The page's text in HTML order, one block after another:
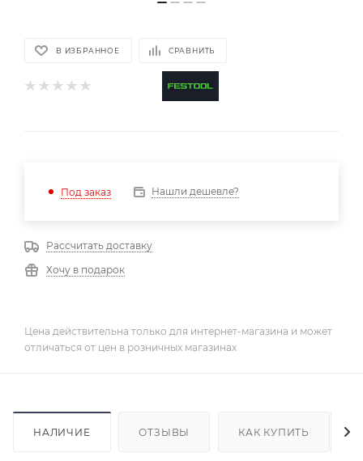
В ИЗБРАННОЕ СРАВНИТЬ
Под заказ Нашли дешевле?
Рассчитать доставку
Хочу в подарок
Цена действительна только для интернет-магазина и может
отличаться от цен в розничных магазинах
НАЛИЧИЕ ОТЗЫВЫ КАК КУПИТЬ